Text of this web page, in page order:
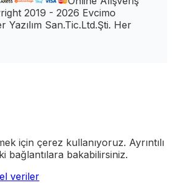
2019 - 2026 Evcimo
Yazılım San.Tic.Ltd.Şti. Her
için çerez kullanıyoruz. Ayrıntılı
bağlantılara bakabilirsiniz.
veriler